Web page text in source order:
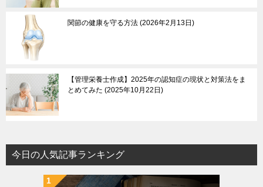
関節の健康を守る方法 2026年2月13日
【管理栄養士作成】2025年の認知症の現状と対策法をま
とめてみた 2025年10月22日
今日の人気記事ランキング